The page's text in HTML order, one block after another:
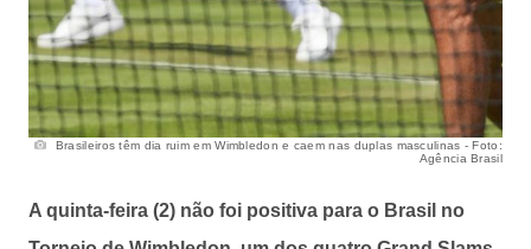
Brasileiros têm dia ruim em Wimbledon e caem nas duplas masculinas - Foto:
Agência Brasil
A quinta-feira (2) não foi positiva para o Brasil no